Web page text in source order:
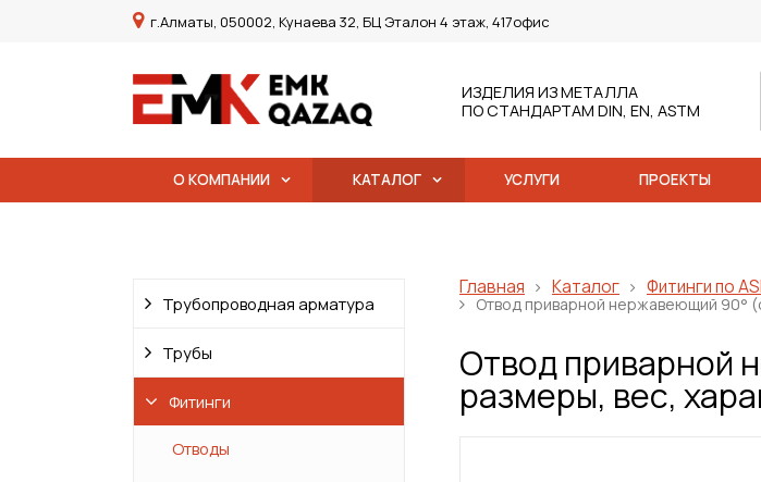
г.Алматы, 050002, Кунаева 32, БЦ Эталон 4 этаж, 417офис
ИЗДЕЛИЯ ИЗ МЕТАЛЛА
ПО СТАНДАРТАМ DIN, EN, ASTM
О КОМПАНИИ КАТАЛОГ УСЛУГИ ПРОЕКТЫ
Трубопроводная арматура
Трубы
Фитинги
Отводы
Главная Каталог Фитинги по
Отвод приварной нержавеющий 90°
Отвод приварной
размеры, вес,